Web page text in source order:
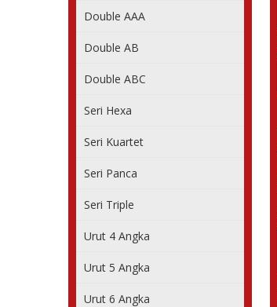
Double AAA
Double AB
Double ABC
Seri Hexa
Seri Kuartet
Seri Panca
Seri Triple
Urut 4 Angka
Urut 5 Angka
Urut 6 Angka